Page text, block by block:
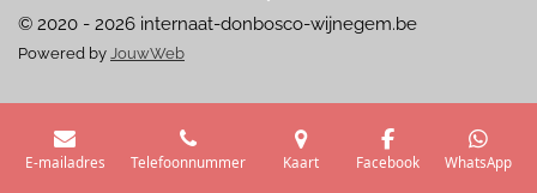
© 2020 - 2026 internaat-donbosco-wijnegem.be
Powered by JouwWeb
E-mailadres Telefoonnummer Kaart Facebook WhatsApp